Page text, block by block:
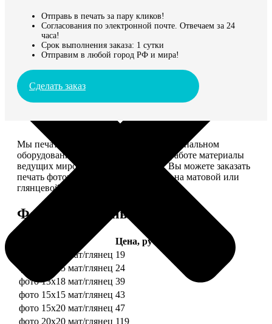
Отправь в печать за пару кликов!
Согласования по электронной почте. Отвечаем за 24
часа!
Срок выполнения заказа: 1 сутки
Отправим в любой город РФ и мира!
Сделать заказ
Мы печатаем фотографии на профессиональном
оборудовании Noritsu, используем в работе материалы
ведущих мировых производителей. Вы можете заказать
печать фотографий разных форматов на матовой или
глянцевой фотобумаге.
Форматы и цены
Цена, руб.
фото 10х10 мат/глянец 19
фото 10х15 мат/глянец 24
фото 13х18 мат/глянец 39
фото 15х15 мат/глянец 43
фото 15х20 мат/глянец 47
фото 20х20 мат/глянец 119